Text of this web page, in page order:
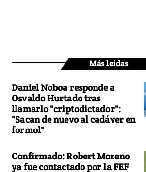
Más leídas
Daniel Noboa responde a
Osvaldo Hurtado tras
llamarlo "criptodictador":
"Sacan de nuevo al cadáver en
formol"
Confirmado: Robert Moreno
ya fue contactado por la FEF